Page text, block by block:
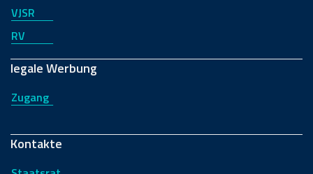
VJSR
RV
legale Werbung
Zugang
Kontakte